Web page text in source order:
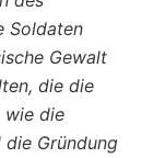
Soldaten
Gewalt
die die
wie die
die Gründung